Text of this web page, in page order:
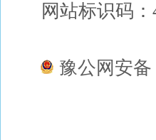
网站标识码：
豫公网安备